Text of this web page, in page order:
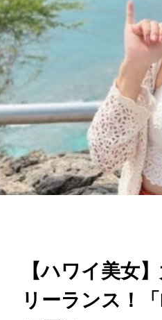
【ハワイ美女
リーランス！